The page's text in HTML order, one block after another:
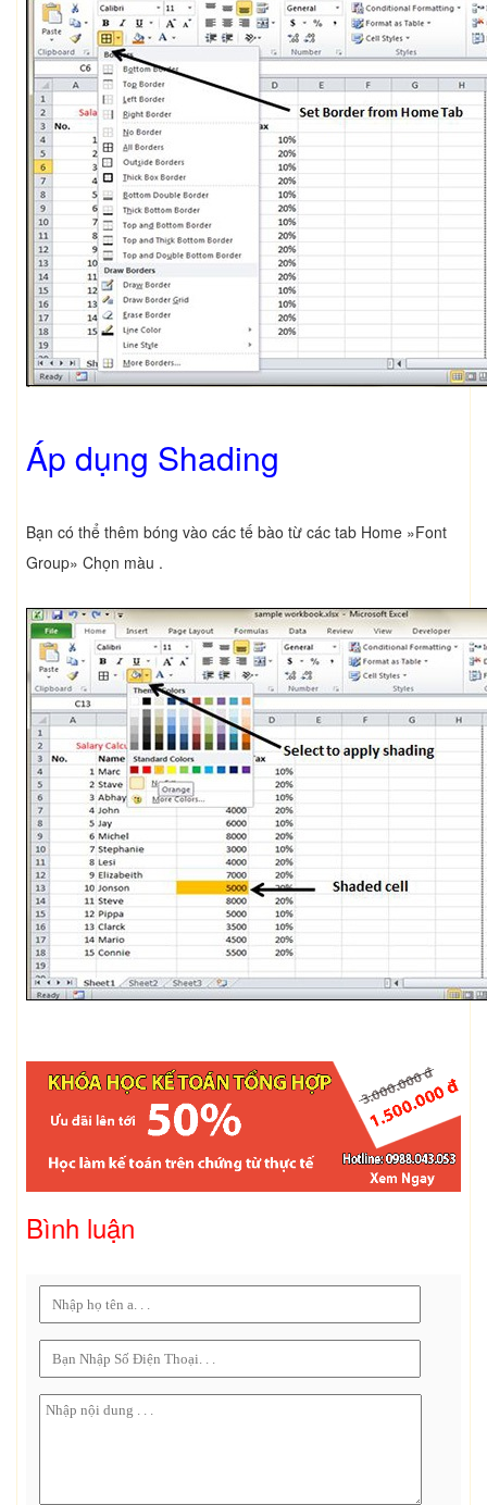
Áp dụng Shading
Bạn có thể thêm bóng vào các tế bào từ các tab Home »Font
Group» Chọn màu .
Bình luận